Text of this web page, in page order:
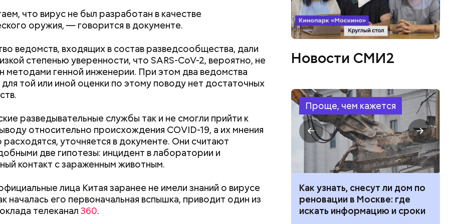
что вирус не был разработан в качестве
оружия, — говорится в документе.
ведомств, входящих в состав разведсообщества, дали
степенью уверенности, что SARS-CoV-2, вероятно, не
методами генной инженерии. При этом два ведомства
для той или иной оценки по этому поводу нет достаточных
разведывательные службы так и не смогли прийти к
относительно происхождения COVID-19, а их мнения
расходятся, уточняется в документе. Они считают
две гипотезы: инцидент в лаборатории и
контакт с зараженным животным.
лица Китая заранее не имели знаний о вирусе
началась его первоначальная вспышка, приводит один из
телеканал 360.
большие, экскурсионные группы преодолевают
дня — прибыльный проект
Новости СМИ2
Проще, чем кажется
Как поменять батареи дома и
не получить штраф
Как получить до 100 тысяч
рублей от государства при
Как узнать, снесут ли дом по
реновации в Москве: где
искать информацию и сроки